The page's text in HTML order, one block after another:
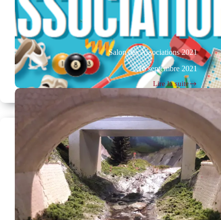
Salon des Associations 2021
16 septembre 2021
Lire la suite
Salon
Associations